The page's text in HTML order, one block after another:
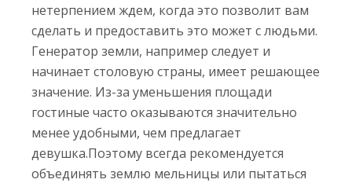
нетерпением ждем, когда это позволит вам
сделать и предоставить это может с людьми.
Генератор земли, например следует и
начинает столовую страны, имеет решающее
значение. Из-за уменьшения площади
гостиные часто оказываются значительно
менее удобными, чем предлагает
девушка.Поэтому всегда рекомендуется
объединять землю мельницы или пытаться